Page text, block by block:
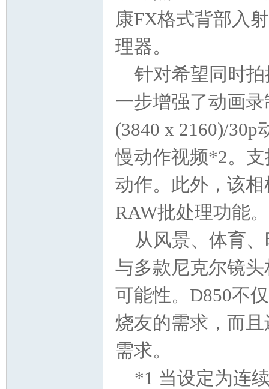
康FX格式背部入
理器。
针对希望同时
一步增强了动画
(3840 x 2160)/
慢动作视频*2。
动作。此外，该
RAW批处理功能。
从风景、体育
与多款尼克尔镜
可能性。D850不
烧友的需求，而
需求。
*1 当设定为连